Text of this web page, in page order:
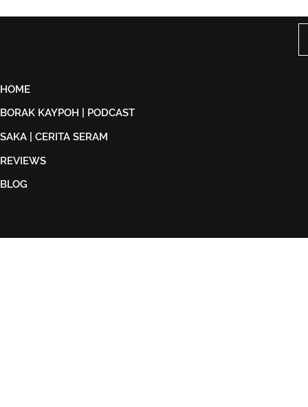
Suwito
HOME
BORAK KAYPOH | PODCAST
SAKA | CERITA SERAM
REVIEWS
BLOG